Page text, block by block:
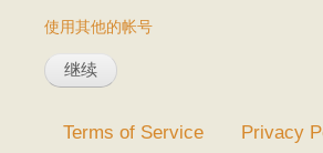
使用其他的帐号
Terms of Service Privacy